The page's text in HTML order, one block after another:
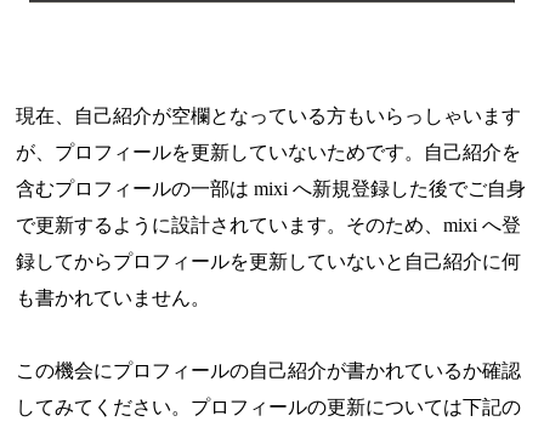
現在、自己紹介が空欄となっている方もいらっしゃいます
が、プロフィールを更新していないためです。自己紹介を
含むプロフィールの一部は mixi へ新規登録した後でご自身
で更新するように設計されています。そのため、mixi へ登
録してからプロフィールを更新していないと自己紹介に何
も書かれていません。
この機会にプロフィールの自己紹介が書かれているか確認
してみてください。プロフィールの更新については下記の